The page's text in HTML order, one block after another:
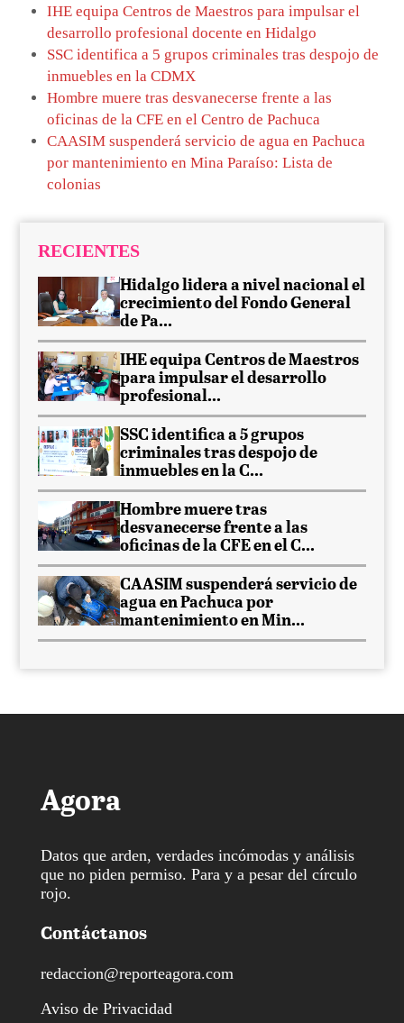
IHE equipa Centros de Maestros para impulsar el
desarrollo profesional docente en Hidalgo
SSC identifica a 5 grupos criminales tras despojo de
inmuebles en la CDMX
Hombre muere tras desvanecerse frente a las
oficinas de la CFE en el Centro de Pachuca
CAASIM suspenderá servicio de agua en Pachuca
por mantenimiento en Mina Paraíso: Lista de
colonias
RECIENTES
Hidalgo lidera a nivel nacional el
crecimiento del Fondo General
de Pa...
IHE equipa Centros de Maestros
para impulsar el desarrollo
profesional...
SSC identifica a 5 grupos
criminales tras despojo de
inmuebles en la C...
Hombre muere tras
desvanecerse frente a las
oficinas de la CFE en el C...
CAASIM suspenderá servicio de
agua en Pachuca por
mantenimiento en Min...
Agora
Datos que arden, verdades incómodas y análisis
que no piden permiso. Para y a pesar del círculo
rojo.
Contáctanos
redaccion@reporteagora.com
Aviso de Privacidad